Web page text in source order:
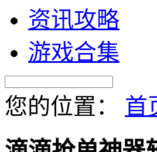
资讯攻略
游戏合集
您的位置： 首